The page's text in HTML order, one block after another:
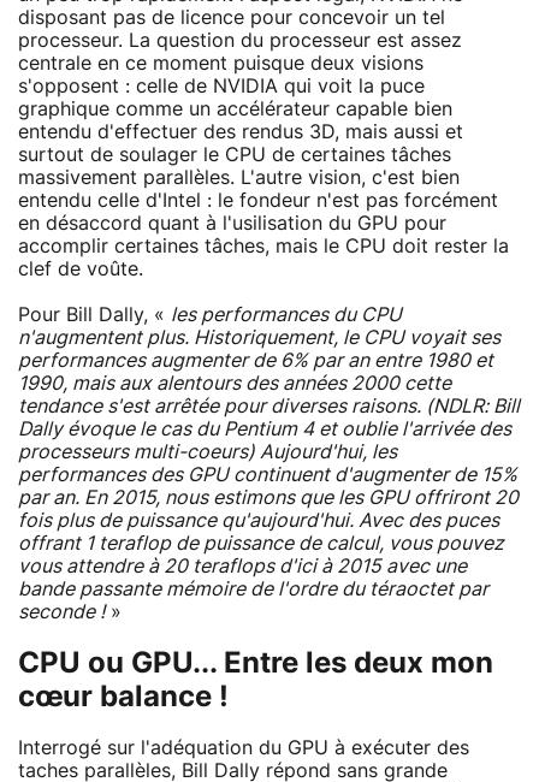
disposant pas de licence pour concevoir un tel
processeur. La question du processeur est assez
centrale en ce moment puisque deux visions
s'opposent : celle de NVIDIA qui voit la puce
graphique comme un accélérateur capable bien
entendu d'effectuer des rendus 3D, mais aussi et
surtout de soulager le CPU de certaines tâches
massivement parallèles. L'autre vision, c'est bien
entendu celle d'Intel : le fondeur n'est pas forcément
en désaccord quant à l'usilisation du GPU pour
accomplir certaines tâches, mais le CPU doit rester la
clef de voûte.
Pour Bill Dally, « les performances du CPU
n'augmentent plus. Historiquement, le CPU voyait ses
performances augmenter de 6% par an entre 1980 et
1990, mais aux alentours des années 2000 cette
tendance s'est arrêtée pour diverses raisons. (NDLR: Bill
Dally évoque le cas du Pentium 4 et oublie l'arrivée des
processeurs multi-coeurs) Aujourd'hui, les
performances des GPU continuent d'augmenter de 15%
par an. En 2015, nous estimons que les GPU offriront 20
fois plus de puissance qu'aujourd'hui. Avec des puces
offrant 1 teraflop de puissance de calcul, vous pouvez
vous attendre à 20 teraflops d'ici à 2015 avec une
bande passante mémoire de l'ordre du téraoctet par
seconde !»
CPU ou GPU... Entre les deux mon
cœur balance !
Interrogé sur l'adéquation du GPU à exécuter des
taches parallèles, Bill Dally répond sans grande